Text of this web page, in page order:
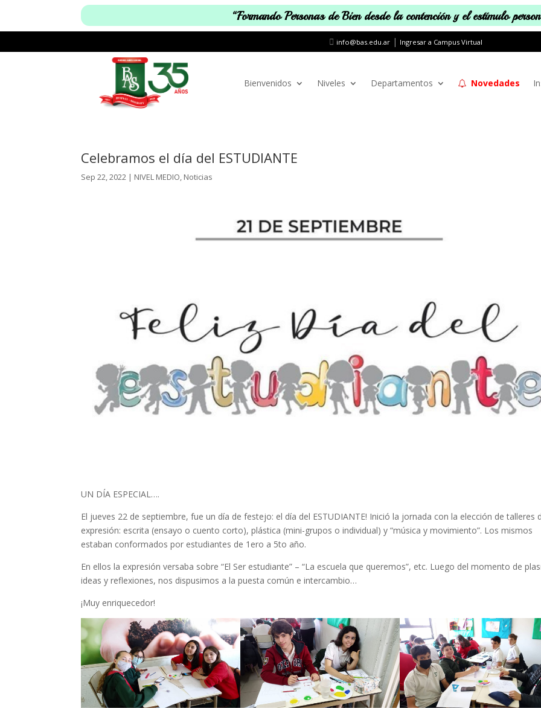
“Formando Personas de Bien desde la contención y el estímulo
info@bas.edu.ar | Ingresar a Campus Virtual
Bienvenidos Niveles Departamentos Novedades
Celebramos el día del ESTUDIANTE
Sep 22, 2022 | NIVEL MEDIO, Noticias
UN DÍA ESPECIAL….
El jueves 22 de septiembre, fue un día de festejo: el día del ESTUDIANTE! Inició la jornada con la elección de talleres
expresión: escrita (ensayo o cuento corto), plástica (mini-grupos o individual) y “música y movimiento”. Los mismos
estaban conformados por estudiantes de 1ero a 5to año.
En ellos la expresión versaba sobre “El Ser estudiante” – “La escuela que queremos”, etc. Luego del momento de
ideas y reflexiones, nos dispusimos a la puesta común e intercambio…
¡Muy enriquecedor!